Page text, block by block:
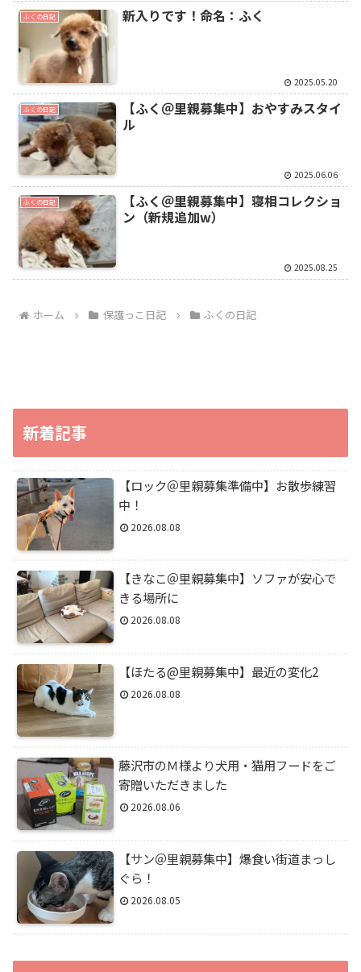
ふくの日記 新入りです！命名：ふく
2025.05.20
ふくの日記
【ふく＠里親募集中】おやすみスタイ
ル
2025.06.06
ふくの日記
【ふく＠里親募集中】寝相コレクショ
ン（新規追加w）
2025.08.25
ホーム 保護っこ日記 ふくの日記
新着記事
【ロック＠里親募集準備中】お散歩練習
中！
2026.08.08
【きなこ＠里親募集中】ソファが安心で
きる場所に
2026.08.08
【ほたる@里親募集中】最近の変化2
2026.08.08
藤沢市のＭ様より犬用・猫用フードをご
寄贈いただきました
2026.08.06
【サン＠里親募集中】爆食い街道まっし
ぐら！
2026.08.05